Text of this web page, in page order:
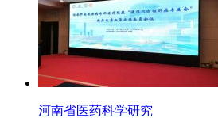
河南省医药科学研究